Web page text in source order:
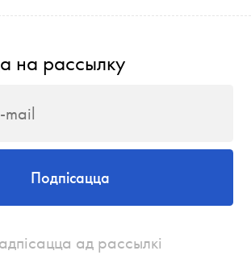
на рассылку
Подпісацца
ад рассылкі